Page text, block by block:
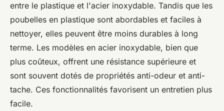
entre le plastique et l'acier inoxydable. Tandis que les
poubelles en plastique sont abordables et faciles à
nettoyer, elles peuvent être moins durables à long
terme. Les modèles en acier inoxydable, bien que
plus coûteux, offrent une résistance supérieure et
sont souvent dotés de propriétés anti-odeur et anti-
tache. Ces fonctionnalités favorisent un entretien plus
facile.